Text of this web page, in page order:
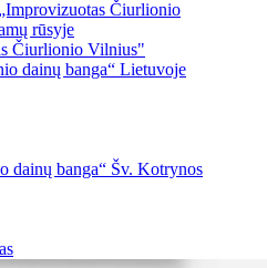
Čiurlionio
rūsyje
Čiurlionio Vilnius"
dainų banga“ Lietuvoje
dainų banga“ Šv. Kotrynos